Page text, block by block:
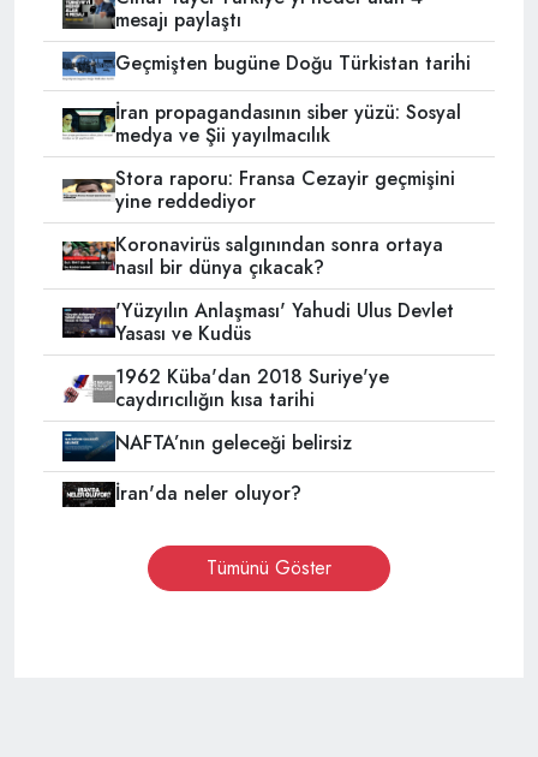
mesajı paylaştı
Geçmişten bugüne Doğu Türkistan tarihi
İran propagandasının siber yüzü: Sosyal
medya ve Şii yayılmacılık
Stora raporu: Fransa Cezayir geçmişini
yine reddediyor
Koronavirüs salgınından sonra ortaya
nasıl bir dünya çıkacak?
'Yüzyılın Anlaşması' Yahudi Ulus Devlet
Yasası ve Kudüs
1962 Küba'dan 2018 Suriye'ye
caydırıcılığın kısa tarihi
NAFTA’nın geleceği belirsiz
İran'da neler oluyor?
Tümünü Göster